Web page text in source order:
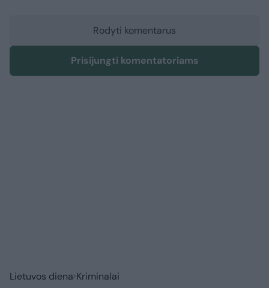
Rodyti komentarus
Prisijungti komentatoriams
Lietuvos diena Kriminalai